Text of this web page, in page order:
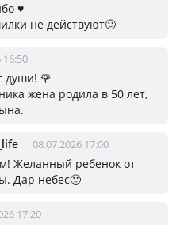
♥️
не действуют🙂
16:50
души! 🌹
жена родила в 50 лет,
08.07.2026 17:00
Желанный ребенок от
Дар небес🙂
17:20